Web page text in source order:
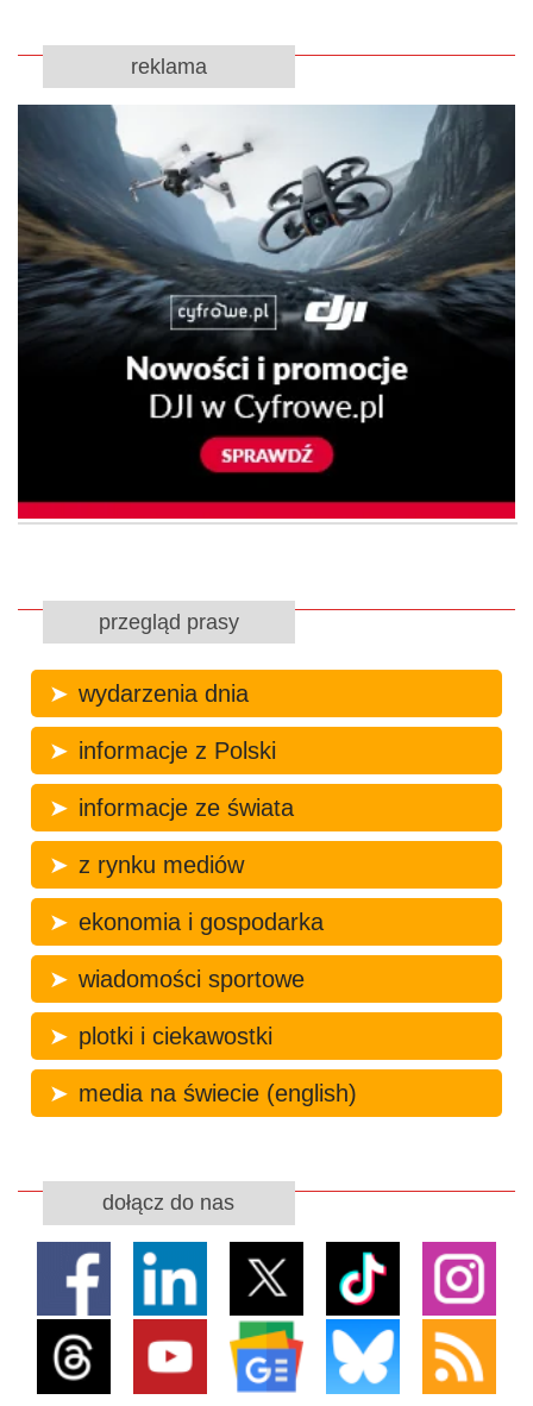
reklama
przegląd prasy
wydarzenia dnia
informacje z Polski
informacje ze świata
z rynku mediów
ekonomia i gospodarka
wiadomości sportowe
plotki i ciekawostki
media na świecie (english)
dołącz do nas